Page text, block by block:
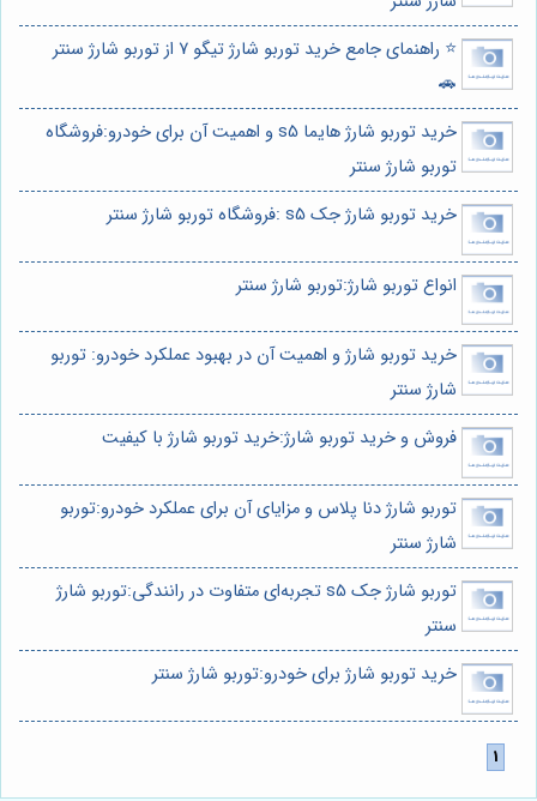
⭐️ راهنمای جامع خرید توربو شارژ تیگو 7 از توربو شارژ سنتر
🚗
خرید توربو شارژ هایما s5 و اهمیت آن برای خودرو:فروشگاه
توربو شارژ سنتر
خرید توربو شارژ جک s5 :فروشگاه توربو شارژ سنتر
انواع توربو شارژ:توربو شارژ سنتر
خرید توربو شارژ و اهمیت آن در بهبود عملکرد خودرو: توربو
شارژ سنتر
فروش و خرید توربو شارژ:خرید توربو شارژ با کیفیت
توربو شارژ دنا پلاس و مزایای آن برای عملکرد خودرو:توربو
شارژ سنتر
توربو شارژ جک s5 تجربه‌ای متفاوت در رانندگی:توربو شارژ
سنتر
خرید توربو شارژ برای خودرو:توربو شارژ سنتر